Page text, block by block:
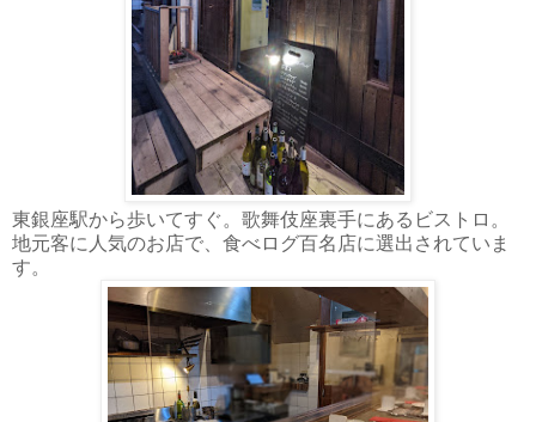
東銀座駅から歩いてすぐ。歌舞伎座裏手にあるビストロ。
地元客に人気のお店で、食べログ百名店に選出されていま
す。